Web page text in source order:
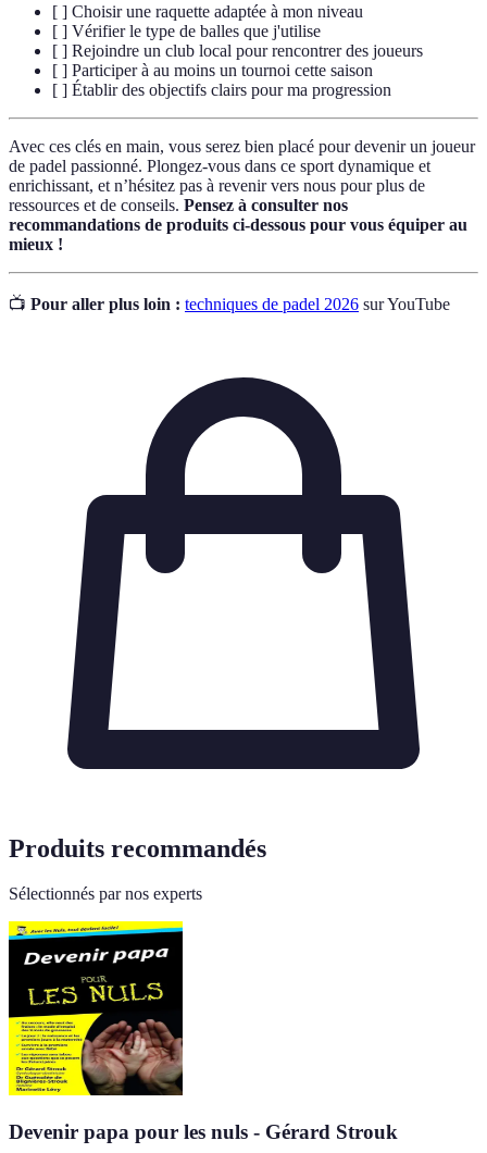
[ ] Choisir une raquette adaptée à mon niveau
[ ] Vérifier le type de balles que j'utilise
[ ] Rejoindre un club local pour rencontrer des joueurs
[ ] Participer à au moins un tournoi cette saison
[ ] Établir des objectifs clairs pour ma progression
Avec ces clés en main, vous serez bien placé pour devenir un joueur
de padel passionné. Plongez-vous dans ce sport dynamique et
enrichissant, et n’hésitez pas à revenir vers nous pour plus de
ressources et de conseils. Pensez à consulter nos
recommandations de produits ci-dessous pour vous équiper au
mieux !
📺 Pour aller plus loin : techniques de padel 2026 sur YouTube
Produits recommandés
Sélectionnés par nos experts
Devenir papa pour les nuls - Gérard Strouk